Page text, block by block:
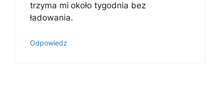
trzyma mi około tygodnia bez
ładowania.
Odpowiedz